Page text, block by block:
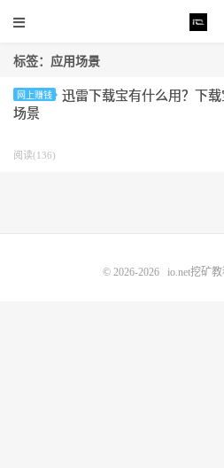
标签：应用场景
网上赚钱
迅雷下载宝有什么用？下载
场景
阅读(136)
© 2026-2026 io.net挖矿教